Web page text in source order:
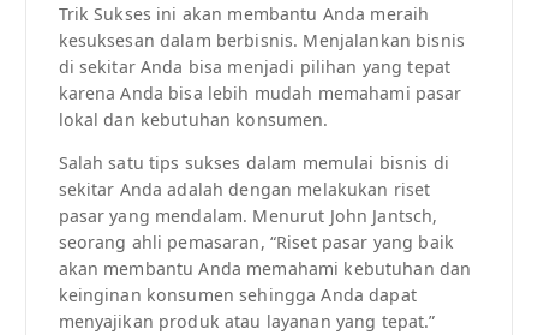
Trik Sukses ini akan membantu Anda meraih
kesuksesan dalam berbisnis. Menjalankan bisnis
di sekitar Anda bisa menjadi pilihan yang tepat
karena Anda bisa lebih mudah memahami pasar
lokal dan kebutuhan konsumen.
Salah satu tips sukses dalam memulai bisnis di
sekitar Anda adalah dengan melakukan riset
pasar yang mendalam. Menurut John Jantsch,
seorang ahli pemasaran, “Riset pasar yang baik
akan membantu Anda memahami kebutuhan dan
keinginan konsumen sehingga Anda dapat
menyajikan produk atau layanan yang tepat.”